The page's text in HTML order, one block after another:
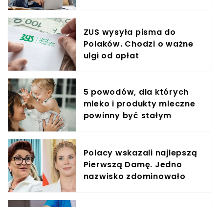
ZUS wysyła pisma do
Polaków. Chodzi o ważne
ulgi od opłat
5 powodów, dla których
mleko i produkty mleczne
powinny być stałym
Polacy wskazali najlepszą
Pierwszą Damę. Jedno
nazwisko zdominowało